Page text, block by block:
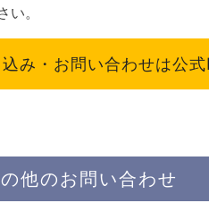
。
み・お問い合わせは公
他のお問い合わせ